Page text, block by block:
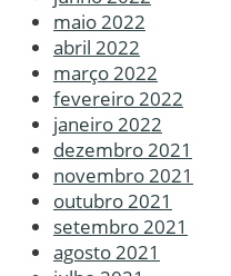
maio 2022
abril 2022
março 2022
fevereiro 2022
janeiro 2022
dezembro 2021
novembro 2021
outubro 2021
setembro 2021
agosto 2021